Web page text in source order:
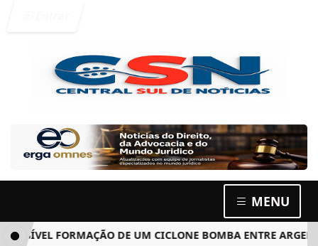
MENU
FORMAÇÃO DE UM CICLONE BOMBA ENTRE